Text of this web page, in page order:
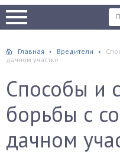
Главная Вредители
дачном участке
Способы и
борьбы с
дачном